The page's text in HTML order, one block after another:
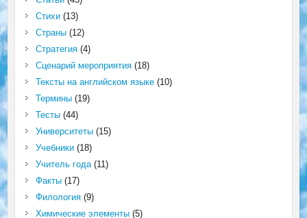
Стихи(13)
Страны(12)
Стратегия(4)
Сценарий мероприятия(18)
Тексты на английском языке(10)
Термины(19)
Тесты(44)
Университеты(15)
Учебники(18)
Учитель года(11)
Факты(17)
Филология(9)
Химические элементы(5)